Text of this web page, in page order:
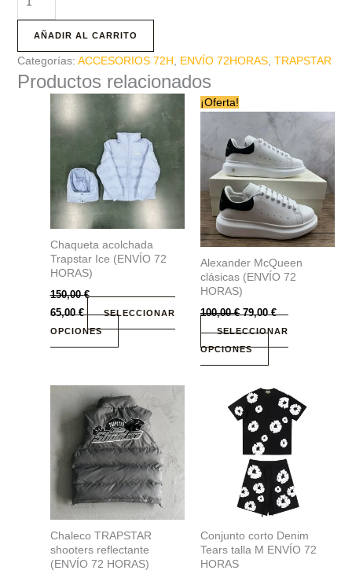
AÑADIR AL CARRITO
Categorías: ACCESORIOS 72H ENVÍO 72HORAS, TRAPSTAR
Productos relacionados
Chaqueta acolchada
Trapstar Ice (ENVÍO 72
HORAS)
150,00€
65,00€
SELECCIONAR
OPCIONES
producto
tiene
múltiples
variantes.
Las
opciones
se
pueden
elegir
la
página
¡Oferta!
Alexander McQueen
clásicas (ENVÍO 72
HORAS)
100,00€
precio
original
era:
100,00 €.
79,00€
precio
actual
es:
79,00 €.
SELECCIONAR
OPCIONES
producto
tiene
múltiples
variantes.
Las
opciones
se
pueden
elegir
en
página
de
Chaleco TRAPSTAR
shooters reflectante
(ENVÍO 72 HORAS)
Este
producto
tiene
múltiples
variantes.
Las
opciones
se
pueden
elegir
Conjunto corto Denim
Tears talla M ENVÍO 72
HORAS
Este
producto
tiene
múltiples
variantes.
Las
opciones
se
pueden
elegir